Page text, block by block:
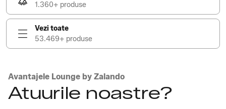
1.360+ produse
Vezi toate
53.469+ produse
Avantajele Lounge by Zalando
Atuurile noastre?